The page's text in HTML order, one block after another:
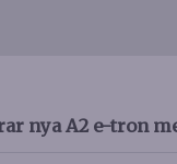
nya A2 e-tron